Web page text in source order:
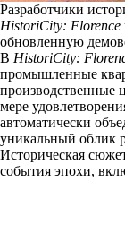
Разработчики
HistoriCity: Florence
обновленную
В HistoriCity:
промышленные
производственные
мере
автоматически
уникальный облик
Историческая
события эпохи,